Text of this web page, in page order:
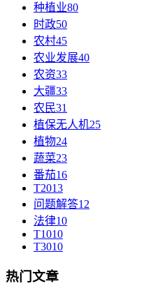
种植业80
时政50
农村45
农业发展40
农资33
大疆33
农民31
植保无人机25
植物24
蔬菜23
番茄16
T2013
问题解答12
法律10
T1010
T3010
热门文章